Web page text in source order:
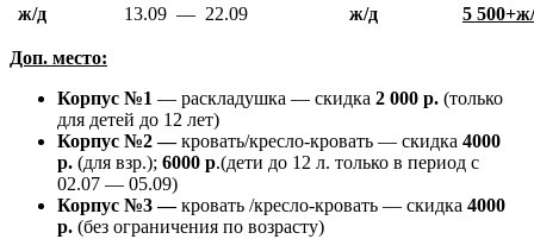
ж/д
13.09 — 22.09 ж/д 5
Доп. место:
Корпус №1 — раскладушка — скидка 2 000 р. (только
для детей до 12 лет)
Корпус №2 —кровать/кресло-кровать — скидка 4000
р. (для взр.); 6000 р.(дети до 12 л. только в период с
02.07 — 05.09)
Корпус №3 —кровать /кресло-кровать — скидка 4000
р. (без ограничения по возрасту)